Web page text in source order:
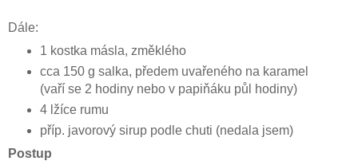
Dále:
1 kostka másla, změklého
cca 150 g salka, předem uvařeného na karamel
(vaří se 2 hodiny nebo v papiňáku půl hodiny)
4 lžíce rumu
příp. javorový sirup podle chuti (nedala jsem)
Postup